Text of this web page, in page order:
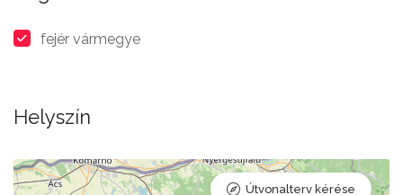
fejér vármegye
Helyszín
Útvonalterv kérése